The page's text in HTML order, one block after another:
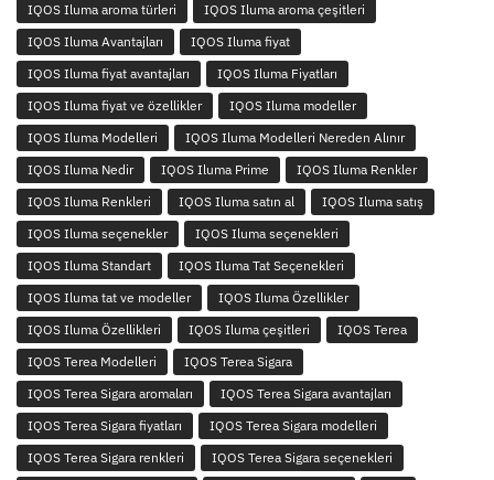
IQOS Iluma aroma türleri
IQOS Iluma aroma çeşitleri
IQOS Iluma Avantajları
IQOS Iluma fiyat
IQOS Iluma fiyat avantajları
IQOS Iluma Fiyatları
IQOS Iluma fiyat ve özellikler
IQOS Iluma modeller
IQOS Iluma Modelleri
IQOS Iluma Modelleri Nereden Alınır
IQOS Iluma Nedir
IQOS Iluma Prime
IQOS Iluma Renkler
IQOS Iluma Renkleri
IQOS Iluma satın al
IQOS Iluma satış
IQOS Iluma seçenekler
IQOS Iluma seçenekleri
IQOS Iluma Standart
IQOS Iluma Tat Seçenekleri
IQOS Iluma tat ve modeller
IQOS Iluma Özellikler
IQOS Iluma Özellikleri
IQOS Iluma çeşitleri
IQOS Terea
IQOS Terea Modelleri
IQOS Terea Sigara
IQOS Terea Sigara aromaları
IQOS Terea Sigara avantajları
IQOS Terea Sigara fiyatları
IQOS Terea Sigara modelleri
IQOS Terea Sigara renkleri
IQOS Terea Sigara seçenekleri